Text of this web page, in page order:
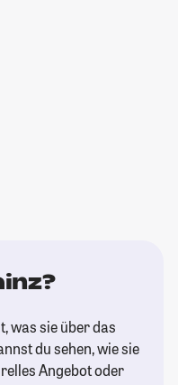
was sie über das
du sehen, wie sie
Angebot oder